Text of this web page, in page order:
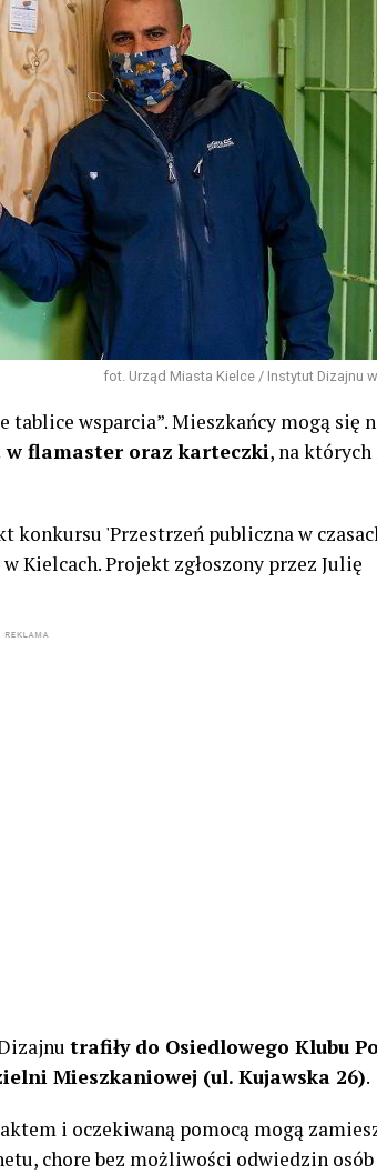
fot. Urząd Miasta Kielce / Instytut Dizajnu
tablice wsparcia”. Mieszkańcy mogą się
w flamaster oraz karteczki, na
konkursu 'Przestrzeń publiczna w
Kielcach. Projekt zgłoszony przez Julię
trafiły do Osiedlowego Klubu
Mieszkaniowej (ul. Kujawska 26).
i oczekiwaną pomocą mogą
chore bez możliwości odwiedzin osób